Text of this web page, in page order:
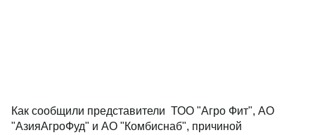
Как сообщили представители ТОО "Агро Фит", АО
"АзияАгроФуд" и АО "Комбиснаб", причиной